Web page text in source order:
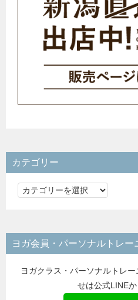
カテゴリー
カ
リ
ー
ヨガ会員・パーソナルトレー
ヨガクラス・パーソナルトレ
せは公式LINE